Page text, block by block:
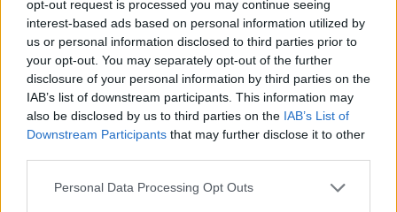
opt-out request is processed you may continue seeing
interest-based ads based on personal information utilized by
us or personal information disclosed to third parties prior to
your opt-out. You may separately opt-out of the further
disclosure of your personal information by third parties on the
IAB’s list of downstream participants. This information may
also be disclosed by us to third parties on the IAB’s List of
Downstream Participants that may further disclose it to other
Personal Data Processing Opt Outs
06.08.2026 -Bosch Powertrain s.r.o. Jihlava • práce ve skladu • mzda
48.400 Kč • náborový bonus 50.000 Kč • ubytování (Jihlava, okres
06.08.2026 -Bosch Powertrain s.r.o. Jihlava • střídač • mzda 48.400
příspěvek na ubytování (Jihlava, okres Jihlava)
06.08.2026 -
Bosch Powertrain s.r.o. • seřizování strojů • mzda
náborový bonus 100.000 Kč • ubytování (Jihlava, okres Jihlava)
... další nabídky zaměstnání
Vybrané články